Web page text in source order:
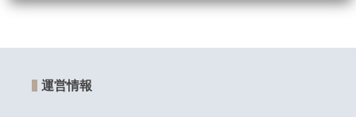
運営情報